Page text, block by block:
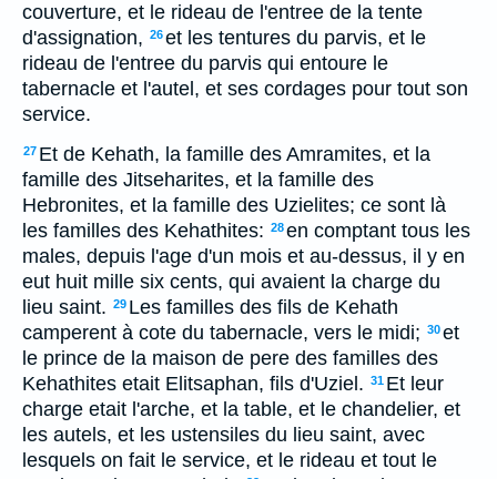
couverture, et le rideau de l'entree de la tente
d'assignation, 26et les tentures du parvis, et le
rideau de l'entree du parvis qui entoure le
tabernacle et l'autel, et ses cordages pour tout son
service.
27 Et de Kehath, la famille des Amramites, et la
famille des Jitseharites, et la famille des
Hebronites, et la famille des Uzielites; ce sont là
les familles des Kehathites: 28en comptant tous les
males, depuis l'age d'un mois et au-dessus, il y en
eut huit mille six cents, qui avaient la charge du
lieu saint. 29 Les familles des fils de Kehath
camperent à cote du tabernacle, vers le midi; 30et
le prince de la maison de pere des familles des
Kehathites etait Elitsaphan, fils d'Uziel. 31 Et leur
charge etait l'arche, et la table, et le chandelier, et
les autels, et les ustensiles du lieu saint, avec
lesquels on fait le service, et le rideau et tout le